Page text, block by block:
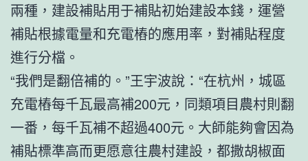
兩種，建設補貼用于補貼初始建設本錢，運營
補貼根據電量和充電樁的應用率，對補貼程度
進行分檔。
“我們是翻倍補的。”王宇波說：“在杭州，城區
充電樁每千瓦最高補200元，同類項目農村則翻
一番，每千瓦補不超過400元。大師能夠會因為
補貼標準高而更愿意往農村建設，都撒胡椒面